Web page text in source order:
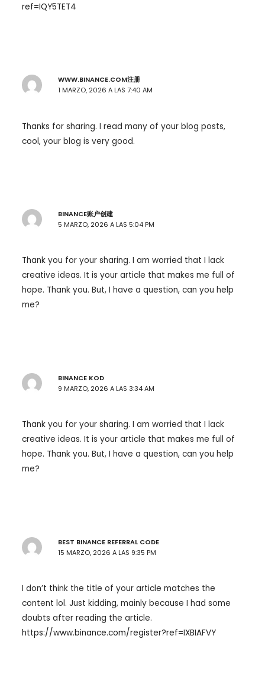
ref=IQY5TET4
WWW.BINANCE.COM注册
1 MARZO, 2026 A LAS 7:40 AM
Thanks for sharing. I read many of your blog posts,
cool, your blog is very good.
BINANCE账户创建
5 MARZO, 2026 A LAS 5:04 PM
Thank you for your sharing. I am worried that I lack
creative ideas. It is your article that makes me full of
hope. Thank you. But, I have a question, can you help
me?
BINANCE KOD
9 MARZO, 2026 A LAS 3:34 AM
Thank you for your sharing. I am worried that I lack
creative ideas. It is your article that makes me full of
hope. Thank you. But, I have a question, can you help
me?
BEST BINANCE REFERRAL CODE
15 MARZO, 2026 A LAS 9:35 PM
I don’t think the title of your article matches the
content lol. Just kidding, mainly because I had some
doubts after reading the article.
https://www.binance.com/register?ref=IXBIAFVY